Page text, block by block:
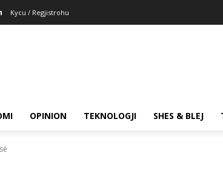
Kycu / Regjistrohu
OPINION TEKNOLOGJI SHES & BLEJ